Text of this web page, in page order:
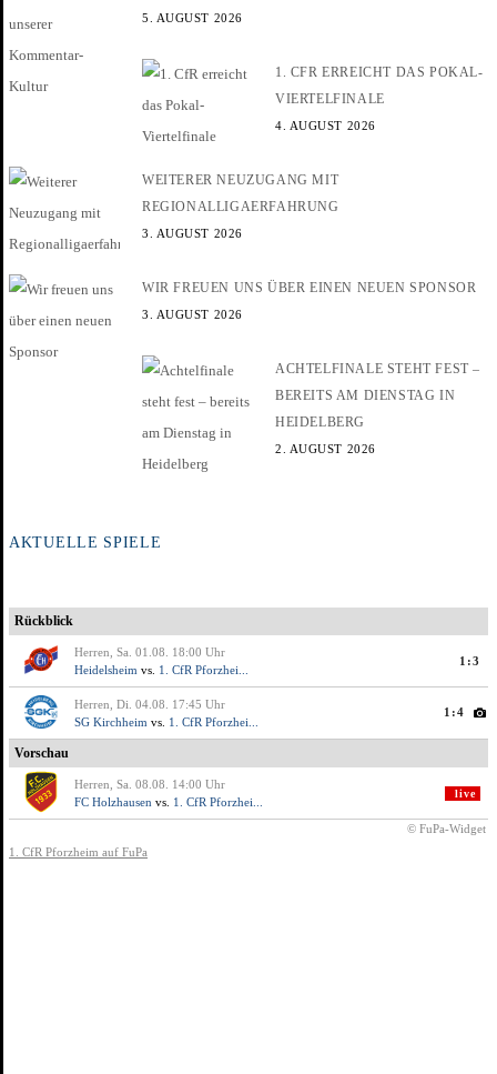
5. AUGUST 2026
1. CFR ERREICHT DAS POKAL-
VIERTELFINALE
4. AUGUST 2026
WEITERER NEUZUGANG MIT
REGIONALLIGAERFAHRUNG
3. AUGUST 2026
WIR FREUEN UNS ÜBER EINEN NEUEN SPONSOR
3. AUGUST 2026
ACHTELFINALE STEHT FEST –
BEREITS AM DIENSTAG IN
HEIDELBERG
2. AUGUST 2026
AKTUELLE SPIELE